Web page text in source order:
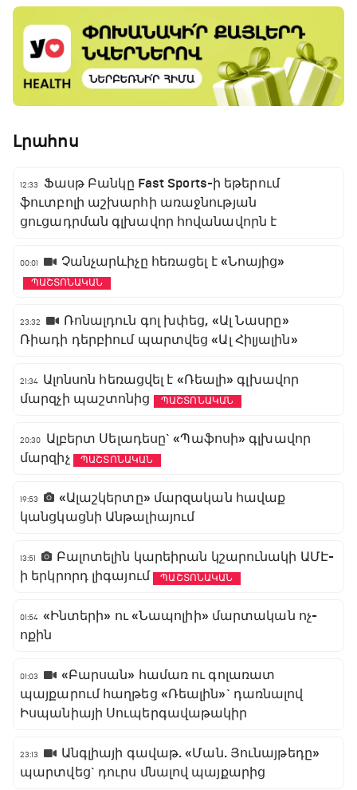
Լրահոս
12:33
Ֆասթ Բանկը Fast Sports-ի եթերում
ֆուտբոլի աշխարհի առաջնության
ցուցադրման գլխավոր հովանավորն է
00:01 Չանչարևիչը հեռացել է «Նոայից»
ՊԱՇՏՈՆԱԿԱՆ
23:32
Ռոնալդուն գոլ խփեց, «Ալ Նասրը»
Ռիադի դերբիում պարտվեց «Ալ Հիլյալին»
21:34 Ալոնսոն հեռացվել է «Ռեալի» գլխավոր
մարզչի պաշտոնից
ՊԱՇՏՈՆԱԿԱՆ
20:30
Ալբերտ Սելադեսը` «Պաֆոսի» գլխավոր
մարզիչ
ՊԱՇՏՈՆԱԿԱՆ
19:53
«Ալաշկերտը» մարզական հավաք
կանցկացնի Անթալիայում
13:51
Բալոտելին կարեիրան կշարունակի ԱՄԷ-
ի երկրորդ լիգայում
ՊԱՇՏՈՆԱԿԱՆ
01:54 «Ինտերի» ու «Նապոլիի» մարտական ոչ-
ոքին
01:03
«Բարսան» համառ ու գոլառատ
պայքարում հաղթեց «Ռեալին»` դառնալով
Իսպանիայի Սուպերգավաթակիր
23:13
Անգլիայի գավաթ. «Ման. Յունայթեդը»
պարտվեց` դուրս մնալով պայքարից